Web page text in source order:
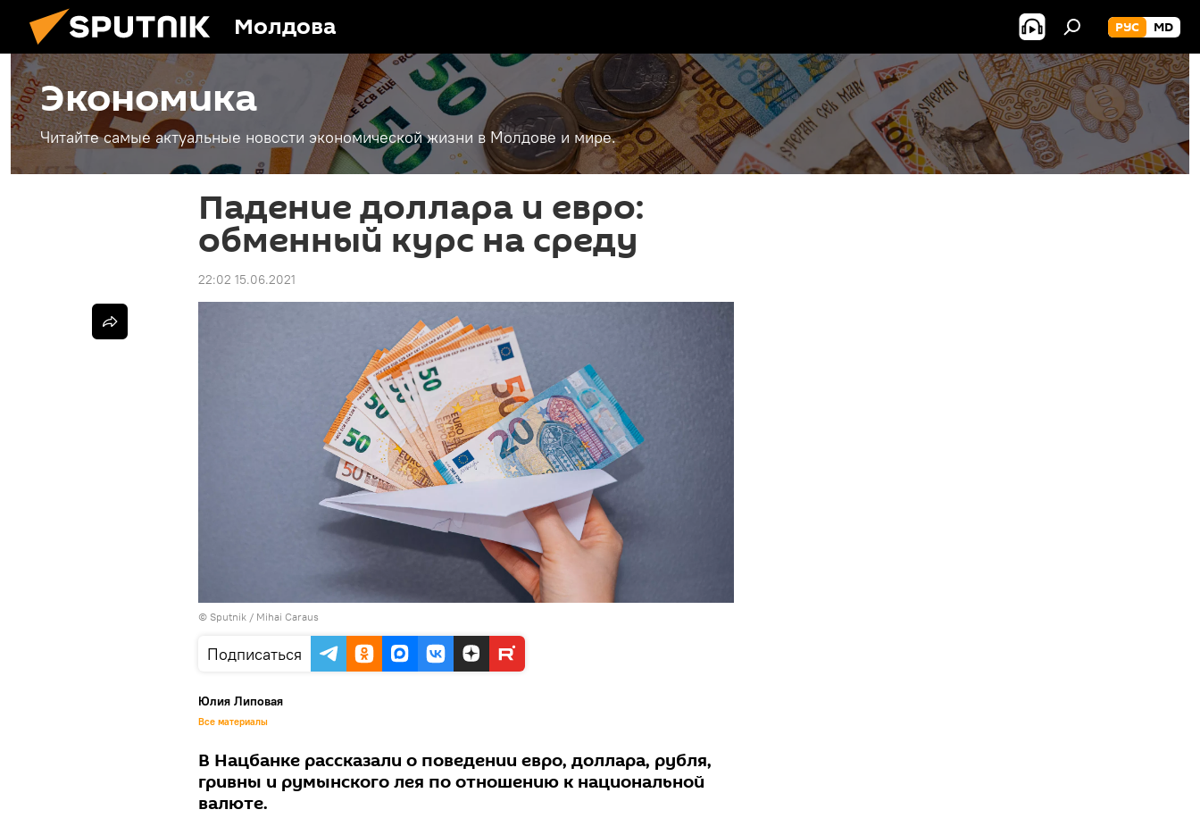
Молдова РУС MD
Экономика
Читайте самые актуальные новости экономической жизни в Молдове и мире.
Падение доллара и евро:
обменный курс на среду
22:02 15.06.2021
© Sputnik / Mihai Caraus
Подписаться
Юлия Липовая
Все материалы
В Нацбанке рассказали о поведении евро, доллара, рубля,
гривны и румынского лея по отношению к национальной
валюте.